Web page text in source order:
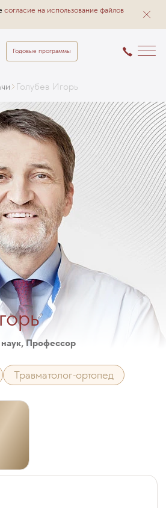
согласие на использование файлов
Годовые программы
Голубев Игорь
Профессор
Травматолог-ортопед